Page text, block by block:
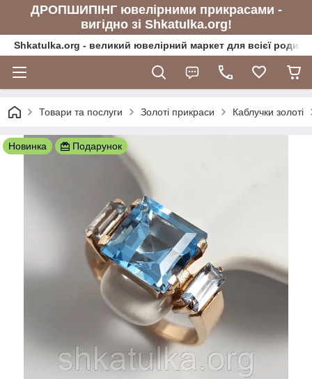
ДРОПШИПІНГ ювелірними прикрасами -
вигідно зі Shkatulka.org!
Shkatulka.org - великий ювелірний маркет для всієї
Товари та послуги Золоті прикраси Каблучки золоті
Новинка Подарунок